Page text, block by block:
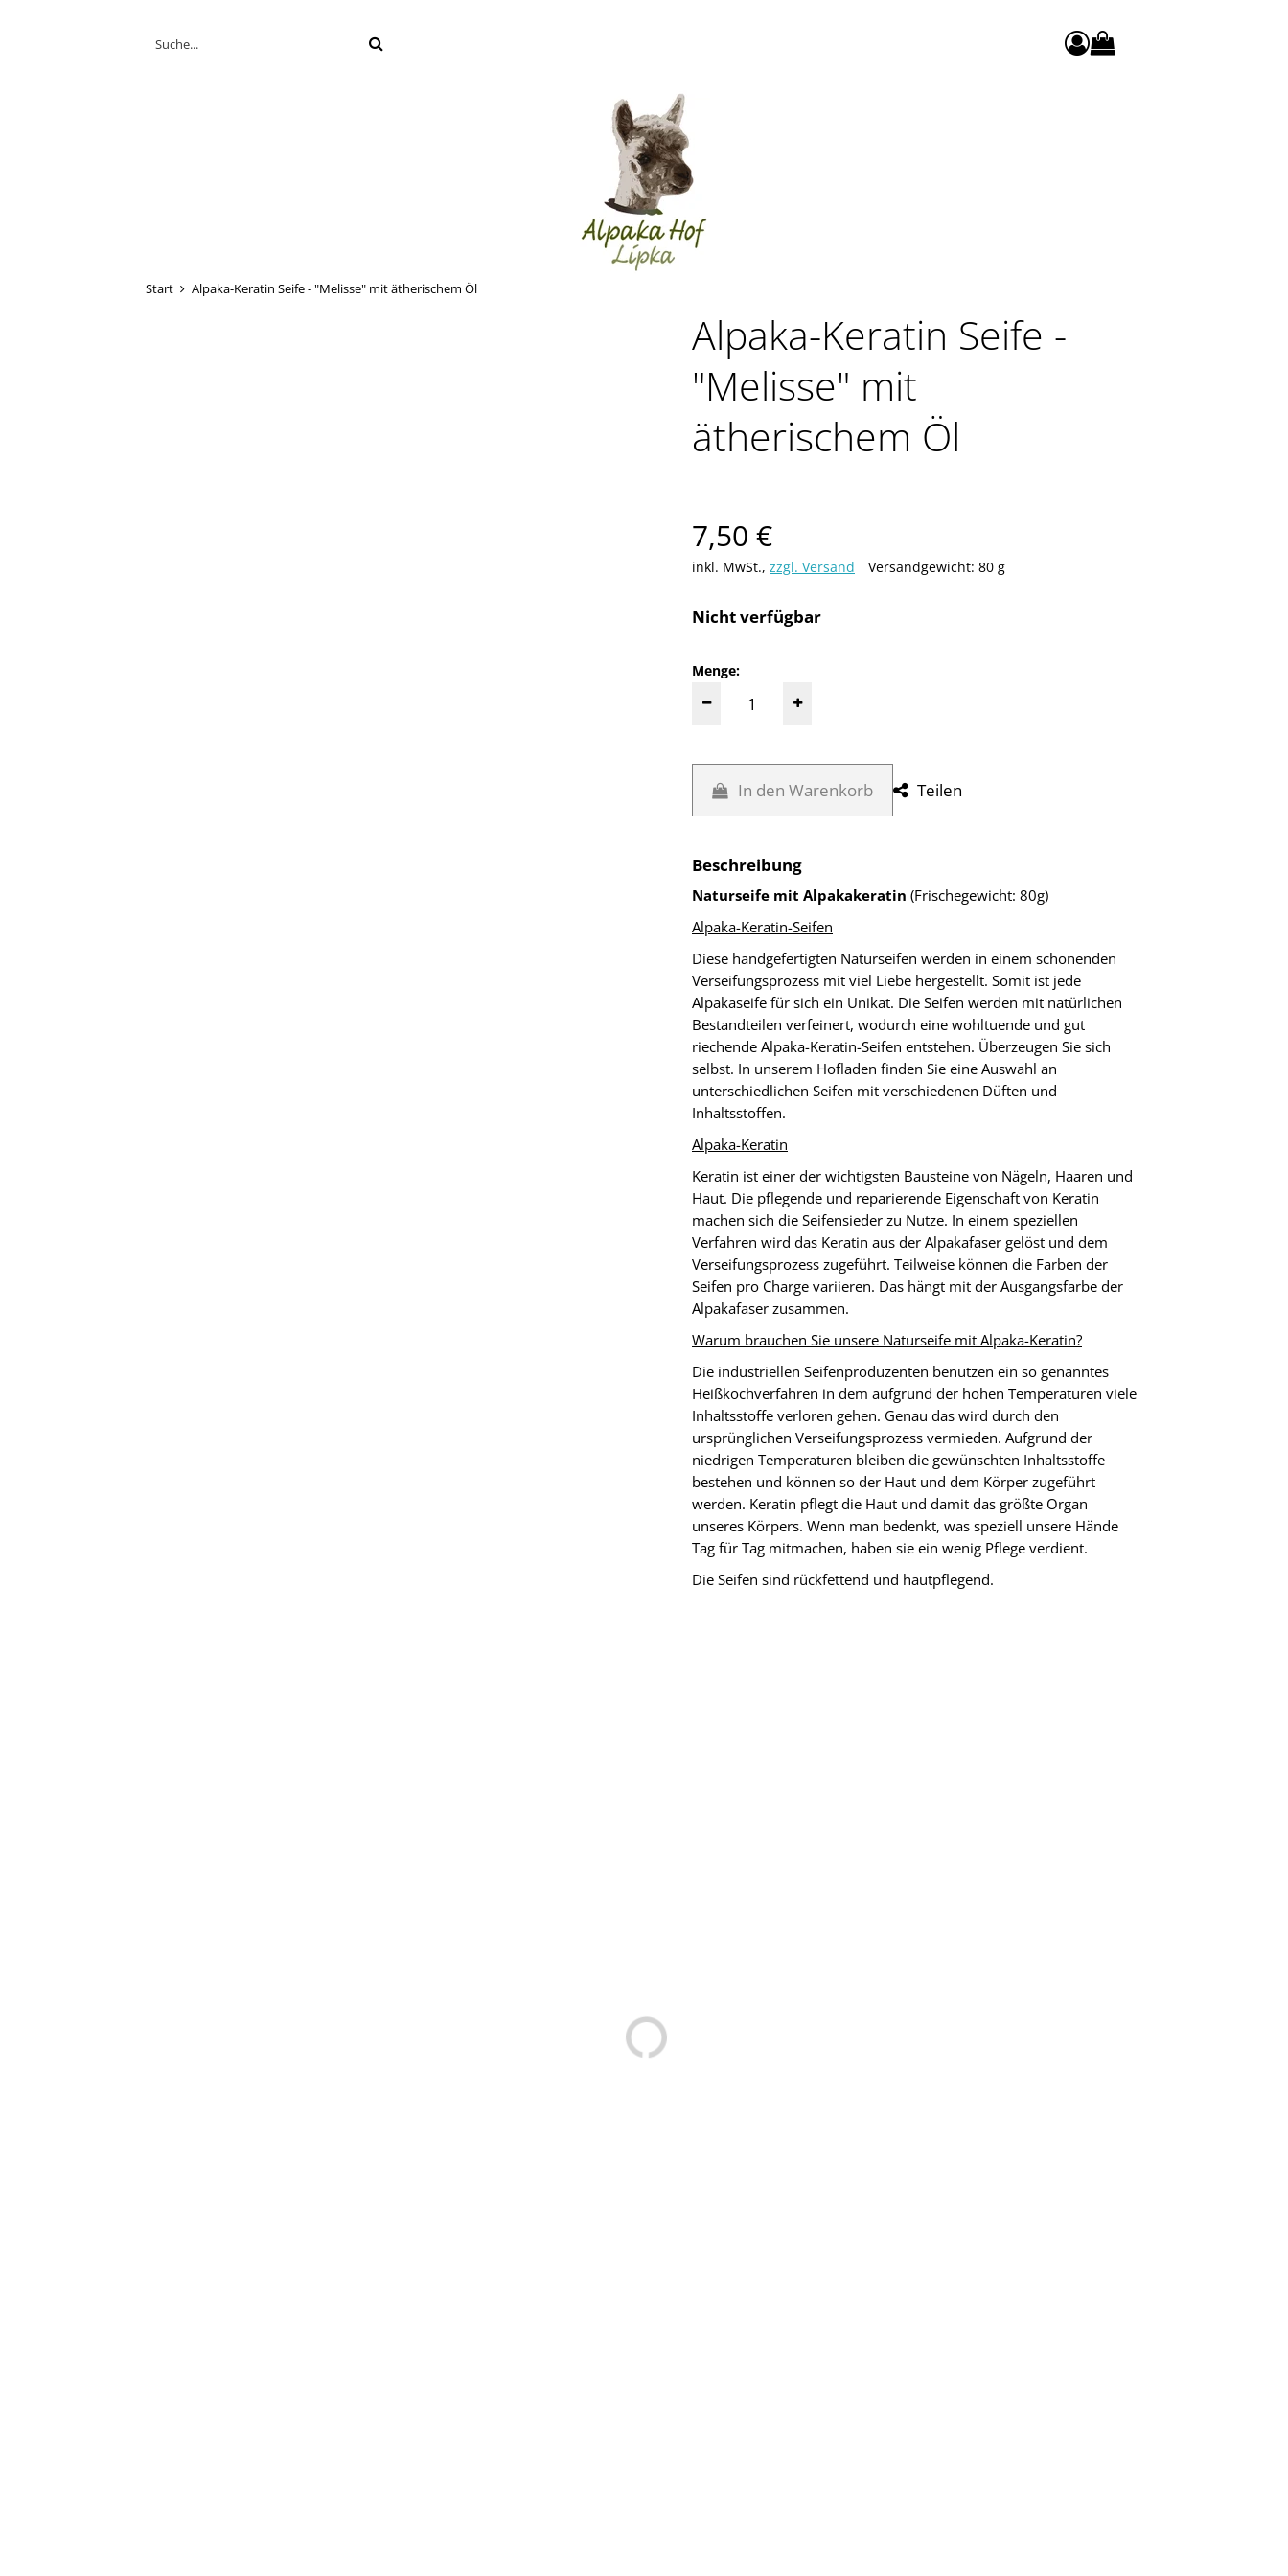
Start Alpaka-Keratin Seife - "Melisse" mit ätherischem Öl
Alpaka-Keratin Seife -
"Melisse" mit
ätherischem Öl
Verkaufspreis: 7,50 €
7,50 €
inkl. MwSt., zzgl. Versand Versandgewicht: 80 g
Nicht verfügbar
Menge:
In den Warenkorb Teilen
Beschreibung
Naturseife mit Alpakakeratin (Frischegewicht: 80g)
Alpaka-Keratin-Seifen
Diese handgefertigten Naturseifen werden in einem schonenden
Verseifungsprozess mit viel Liebe hergestellt. Somit ist jede
Alpakaseife für sich ein Unikat. Die Seifen werden mit natürlichen
Bestandteilen verfeinert, wodurch eine wohltuende und gut
riechende Alpaka-Keratin-Seifen entstehen. Überzeugen Sie sich
selbst. In unserem Hofladen finden Sie eine Auswahl an
unterschiedlichen Seifen mit verschiedenen Düften und
Inhaltsstoffen.
Alpaka-Keratin
Keratin ist einer der wichtigsten Bausteine von Nägeln, Haaren und
Haut. Die pflegende und reparierende Eigenschaft von Keratin
machen sich die Seifensieder zu Nutze. In einem speziellen
Verfahren wird das Keratin aus der Alpakafaser gelöst und dem
Verseifungsprozess zugeführt. Teilweise können die Farben der
Seifen pro Charge variieren. Das hängt mit der Ausgangsfarbe der
Alpakafaser zusammen.
Warum brauchen Sie unsere Naturseife mit Alpaka-Keratin?
Die industriellen Seifenproduzenten benutzen ein so genanntes
Heißkochverfahren in dem aufgrund der hohen Temperaturen viele
Inhaltsstoffe verloren gehen. Genau das wird durch den
ursprünglichen Verseifungsprozess vermieden. Aufgrund der
niedrigen Temperaturen bleiben die gewünschten Inhaltsstoffe
bestehen und können so der Haut und dem Körper zugeführt
werden. Keratin pflegt die Haut und damit das größte Organ
unseres Körpers. Wenn man bedenkt, was speziell unsere Hände
Tag für Tag mitmachen, haben sie ein wenig Pflege verdient.
Die Seifen sind rückfettend und hautpflegend.